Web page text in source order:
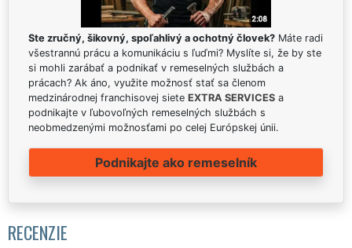
Ste zručný, šikovný, spoľahlivý a ochotný človek? Máte radi
všestrannú prácu a komunikáciu s ľuďmi? Myslíte si, že by ste
si mohli zarábať a podnikať v remeselných službách a
prácach? Ak áno, využite možnosť stať sa členom
medzinárodnej franchisovej siete EXTRA SERVICES a
podnikajte v ľubovoľných remeselných službách s
neobmedzenými možnosťami po celej Európskej únii.
Podnikajte ako remeselník
RECENZIE